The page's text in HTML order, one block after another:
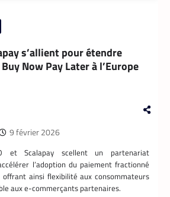
s’allient pour étendre
Now Pay Later à l’Europe
9 février 2026
et Scalapay scellent un partenariat
l’adoption du paiement fractionné
offrant ainsi flexibilité aux consommateurs
aux e-commerçants partenaires.
d’énergie de
dans un data center à